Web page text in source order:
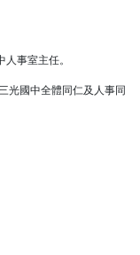
事室主任。
光國中全體同仁及人事同